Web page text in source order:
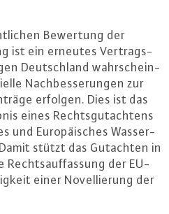
Bewertung der
ist ein erneutes Ver­trags­
Deutsch­land wahr­schein­
Nach­bes­se­run­gen zur
erfolgen. Dies ist das
eines Rechts­gut­ach­tens
und Eu­ro­päi­sches Was­ser­
stützt das Gutachten in
der EU-
einer No­vel­lie­rung der